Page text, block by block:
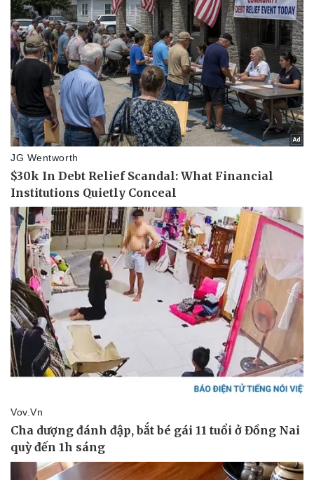
Thể thao
Bóng đá
Lịch thi đấu bóng đá
Thế giới thể thao
eSports
Hậu trường
Ô tô - Xe máy
Ô tô
Xe máy
Tư vấn